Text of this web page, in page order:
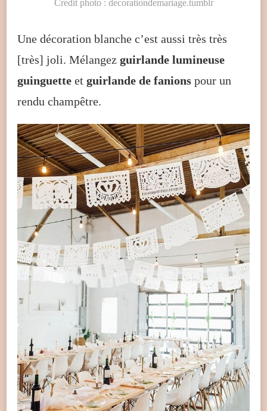
Credit photo : decorationdemariage.tumblr
Une décoration blanche c’est aussi très très
[très] joli. Mélangez guirlande lumineuse
guinguette et guirlande de fanions pour un
rendu champêtre.